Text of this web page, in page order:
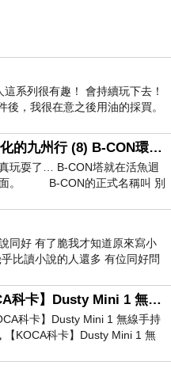
系列很有趣！ 會持續玩下去！
後，我很在意之後用油的採買。
就很愛
計畫趕不上變化的九州行 (8) B-CON環球塔
玩耍了… B-CON塔就在活魚迴
面。 B-CON的正式名稱叫 別
同好 有了脆我才知道原來寫小
比讀小說的人還多 有位同好問
什麼高中文學獎的
開箱｜【KOCA科卡】Dusty Mini 1 無線手持吸塵器
科卡】Dusty Mini 1 無線手持
【KOCA科卡】Dusty Mini 1 無
： 能吸、能吹兼具兩